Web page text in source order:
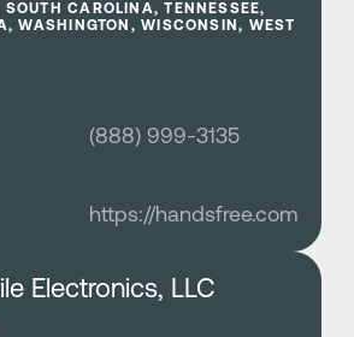
SOUTH CAROLINA, TENNESSEE,
WASHINGTON, WISCONSIN, WEST
(888) 999-3135
https://handsfree.com
Electronics, LLC